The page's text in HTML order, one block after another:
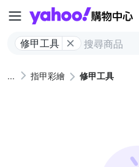
修甲工具
指甲彩繪 修甲工具